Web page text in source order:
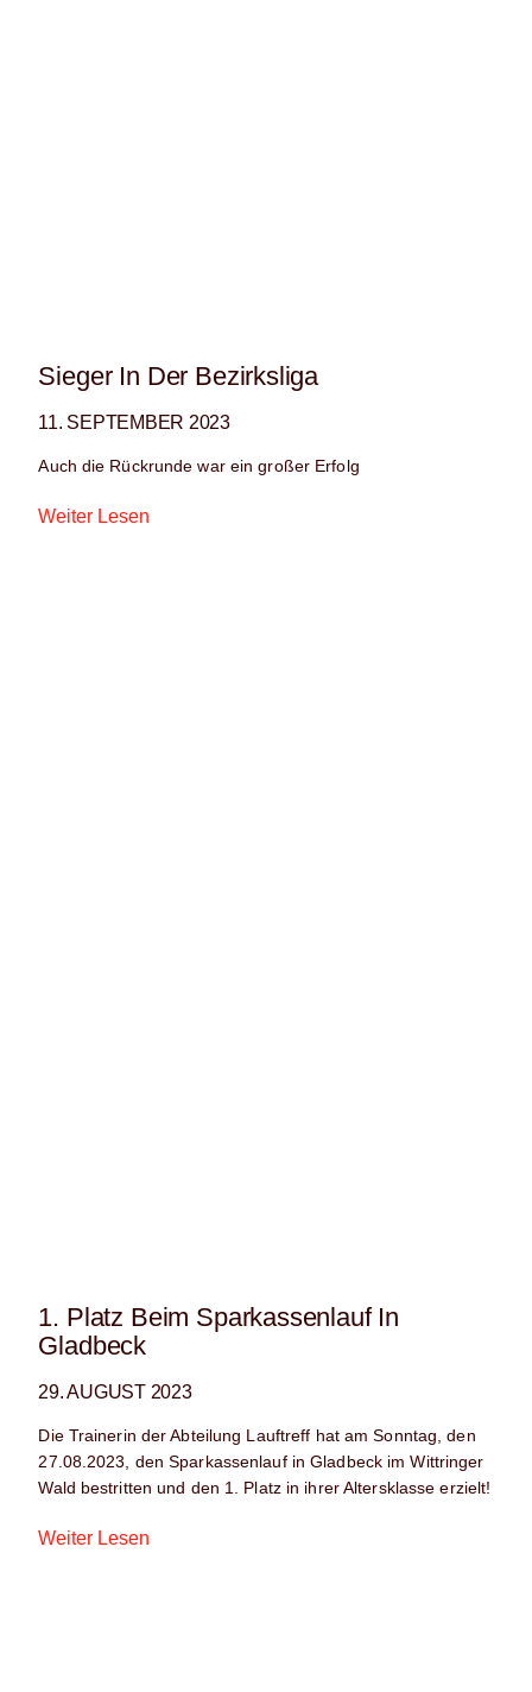
Sieger In Der Bezirksliga
11. SEPTEMBER 2023
Auch die Rückrunde war ein großer Erfolg
Weiter Lesen
1. Platz Beim Sparkassenlauf In
Gladbeck
29. AUGUST 2023
Die Trainerin der Abteilung Lauftreff hat am Sonntag, den
27.08.2023, den Sparkassenlauf in Gladbeck im Wittringer
Wald bestritten und den 1. Platz in ihrer Altersklasse erzielt!
Weiter Lesen